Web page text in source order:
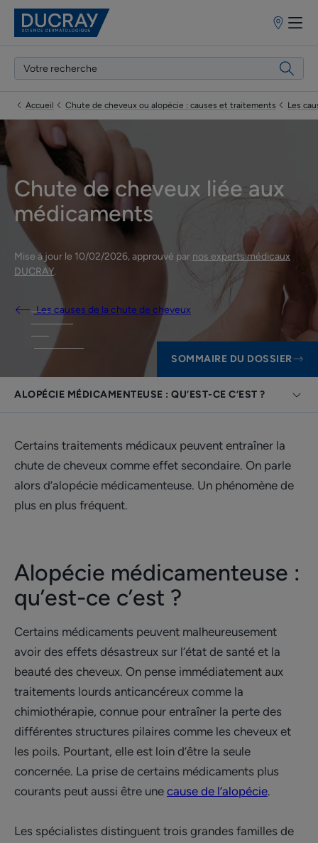
Points
vente
Accueil Chute de cheveux ou alopécie : causes et traitements Les
Chute de cheveux liée aux
médicaments
Mise à jour le 10/02/2026, approuvé par nos experts médicaux
DUCRAY.
Les causes de la chute de cheveux
SOMMAIRE DU DOSSIER
ALOPÉCIE MÉDICAMENTEUSE : QU’EST-CE C’EST ?
Certains traitements médicaux peuvent entraîner la
chute de cheveux comme effet secondaire. On parle
alors d’alopécie médicamenteuse. Un phénomène de
plus en plus fréquent.
Alopécie médicamenteuse :
qu’est-ce c’est ?
Certains médicaments peuvent malheureusement
avoir des effets désastreux sur l’état de santé et la
beauté des cheveux. On pense immédiatement aux
traitements lourds anticancéreux comme la
chimiothérapie, connue pour entraîner la perte des
différentes structures pilaires comme les cheveux et
les poils. Pourtant, elle est loin d’être la seule
concernée. La prise de certains médicaments plus
courants peut aussi être une cause de l’alopécie.
Les spécialistes distinguent trois grandes familles de